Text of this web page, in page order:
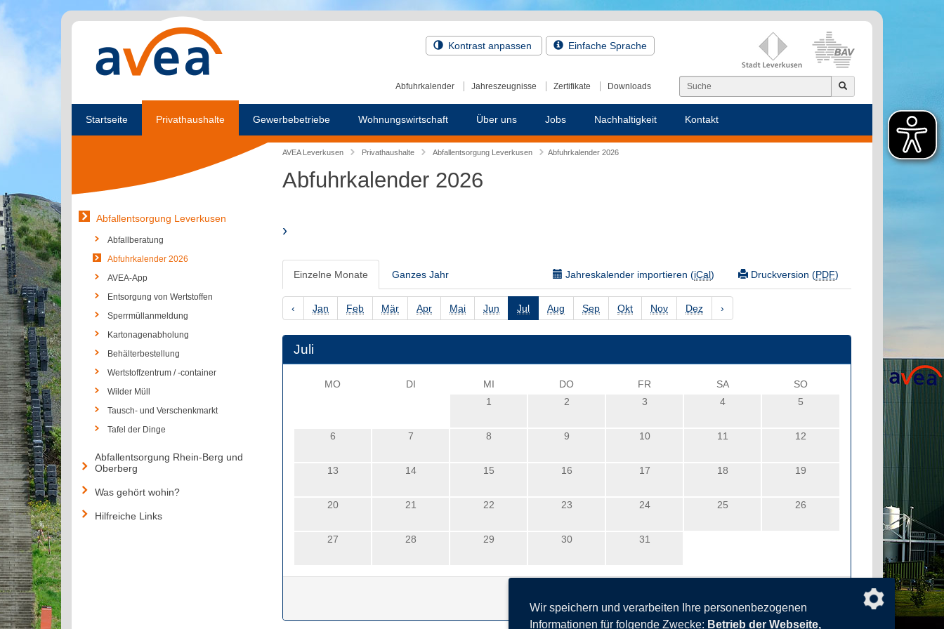
Kontrast anpassen Einfache Sprache
Abfuhrkalender Jahreszeugnisse Zertifikate Downloads
Startseite Privathaushalte Gewerbebetriebe Wohnungswirtschaft Über uns Jobs Nachhaltigkeit Kontakt
AVEA Leverkusen Privathaushalte Abfallentsorgung Leverkusen Abfuhrkalender 2026
Abfuhrkalender 2026
›
Einzelne Monate Ganzes Jahr Druckversion (PDF)
Jahreskalender importieren (iCal)
‹ Jan Feb Mär Apr Mai Jun Jul Aug Sep Okt Nov Dez ›
Juli
MO DI MI DO FR SA
SO
1
2 3 4 5
6 7 8 9 10 11 12
13 14 15 16 17 18 19
20 21 22 23 24 25 26
27 28 29 30 31
Abfallentsorgung Leverkusen
Abfallberatung
Abfuhrkalender 2026
AVEA-App
Entsorgung von Wertstoffen
Sperrmüllanmeldung
Kartonagenabholung
Behälterbestellung
Wertstoffzentrum / -container
Wilder Müll
Tausch- und Verschenkmarkt
Tafel der Dinge
Abfallentsorgung Rhein-Berg und
Oberberg
Was gehört wohin?
Hilfreiche Links
Wir speichern und verarbeiten Ihre personenbezogenen
Informationen für folgende Zwecke: Betrieb der Webseite,